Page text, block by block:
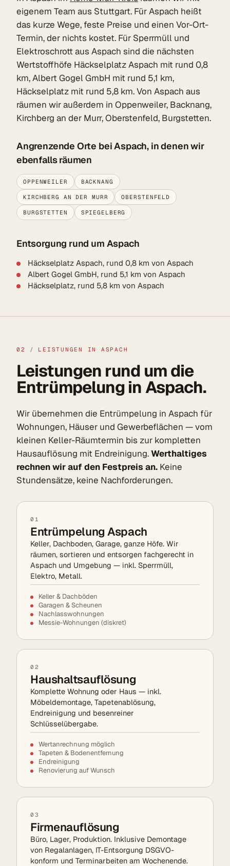
eigenem Team aus Stuttgart. Für Aspach heißt
das kurze Wege, feste Preise und einen Vor-Ort-
Termin, der nichts kostet. Für Sperrmüll und
Elektroschrott aus Aspach sind die nächsten
Wertstoffhöfe Häckselplatz Aspach mit rund 0,8
km, Albert Gogel GmbH mit rund 5,1 km,
Häckselplatz mit rund 5,8 km. Von Aspach aus
räumen wir außerdem in Oppenweiler, Backnang,
Kirchberg an der Murr, Oberstenfeld, Burgstetten.
Angrenzende Orte bei Aspach, in denen wir
ebenfalls räumen
OPPENWEILER BACKNANG
KIRCHBERG AN DER MURR OBERSTENFELD
BURGSTETTEN SPIEGELBERG
Entsorgung rund um Aspach
Häckselplatz Aspach, rund 0,8 km von Aspach
Albert Gogel GmbH, rund 5,1 km von Aspach
Häckselplatz, rund 5,8 km von Aspach
02 / LEISTUNGEN IN ASPACH
Leistungen rund um die
Entrümpelung in Aspach.
Wir übernehmen die Entrümpelung in Aspach für
Wohnungen, Häuser und Gewerbeflächen — vom
kleinen Keller-Räumtermin bis zur kompletten
Hausauflösung mit Endreinigung.Werthaltiges
rechnen wir auf den Festpreis an. Keine
Stundensätze, keine Nachforderungen.
01
Entrümpelung Aspach
Keller, Dachboden, Garage, ganze Höfe. Wir
räumen, sortieren und entsorgen fachgerecht in
Aspach und Umgebung — inkl. Sperrmüll,
Elektro, Metall.
Keller & Dachböden
Garagen & Scheunen
Nachlasswohnungen
Messie-Wohnungen (diskret)
02
Haushaltsauflösung
Komplette Wohnung oder Haus — inkl.
Möbeldemontage, Tapetenablösung,
Endreinigung und besenreiner
Schlüsselübergabe.
Wertanrechnung möglich
Tapeten & Bodenentfernung
Endreinigung
Renovierung auf Wunsch
03
Firmenauflösung
Büro, Lager, Produktion. Inklusive Demontage
von Regalanlagen, IT-Entsorgung DSGVO-
konform und Terminarbeiten am Wochenende.